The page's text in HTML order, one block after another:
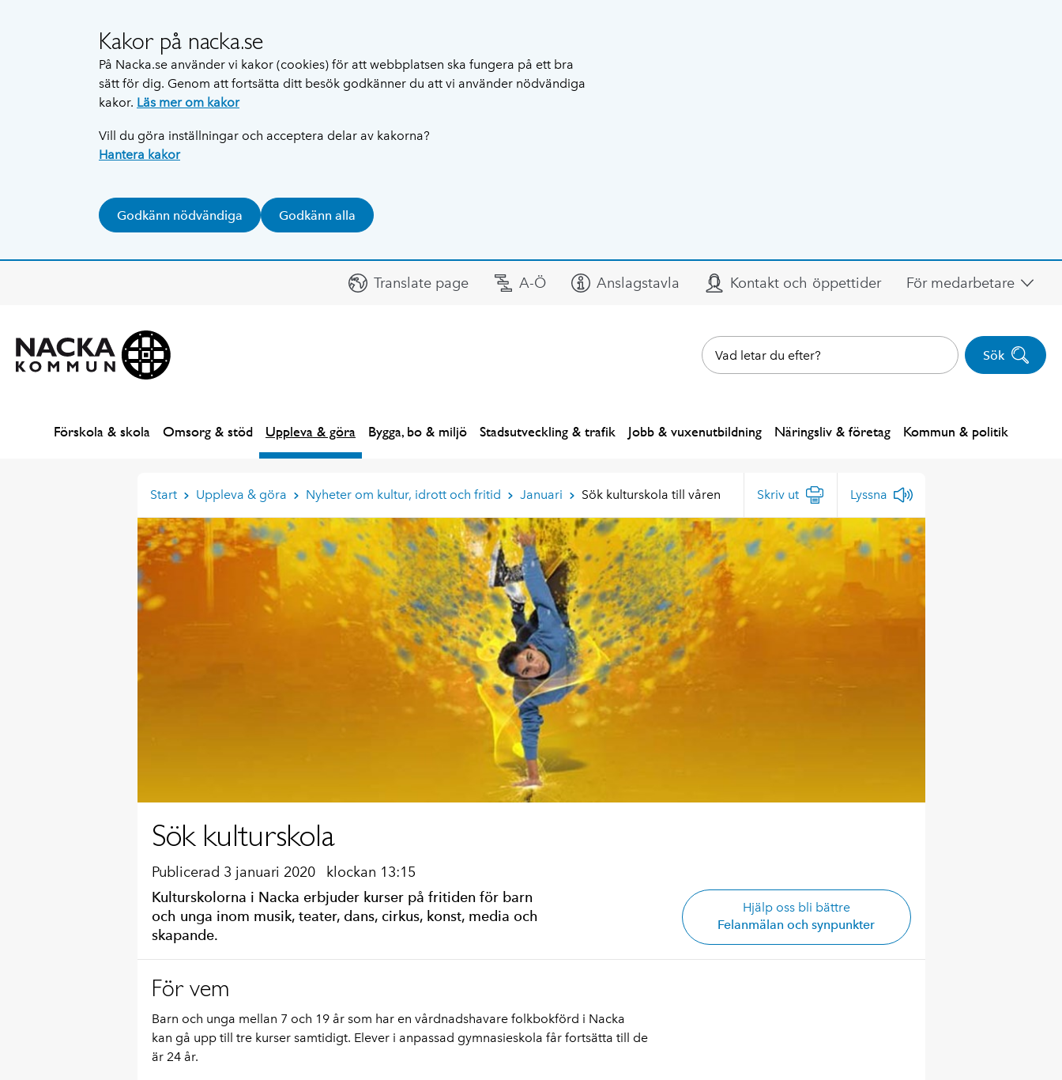
Kakor på nacka.se
På Nacka.se använder vi kakor (cookies) för att webbplatsen ska fungera på ett bra
sätt för dig. Genom att fortsätta ditt besök godkänner du att vi använder nödvändiga
kakor. Läs mer om kakor
Vill du göra inställningar och acceptera delar av kakorna?
Hantera kakor
Godkänn nödvändiga Godkänn alla
Translate page A-Ö Anslagstavla Kontakt och öppettider För medarbetare
Sök
Förskola & skola Omsorg & stöd Uppleva & göra Bygga, bo & miljö Stadsutveckling & trafik Jobb & vuxenutbildning Näringsliv & företag Kommun & politik
Start Uppleva & göra Nyheter om kultur, idrott och fritid Januari Sök kulturskola till våren Skriv ut Lyssna
Sök kulturskola
Publicerad 3 januari 2020 klockan 13:15
Kulturskolorna i Nacka erbjuder kurser på fritiden för barn
och unga inom musik, teater, dans, cirkus, konst, media och
skapande.
Hjälp oss bli bättre
Felanmälan och synpunkter
För vem
Barn och unga mellan 7 och 19 år som har en vårdnadshavare folkbokförd i Nacka
kan gå upp till tre kurser samtidigt. Elever i anpassad gymnasieskola får fortsätta till de
är 24 år.